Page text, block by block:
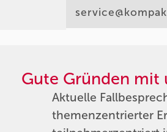
Gute Gründen mit
Aktuelle
themenzentrierter